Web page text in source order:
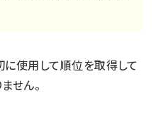
に使用して順位を取得して
せん。